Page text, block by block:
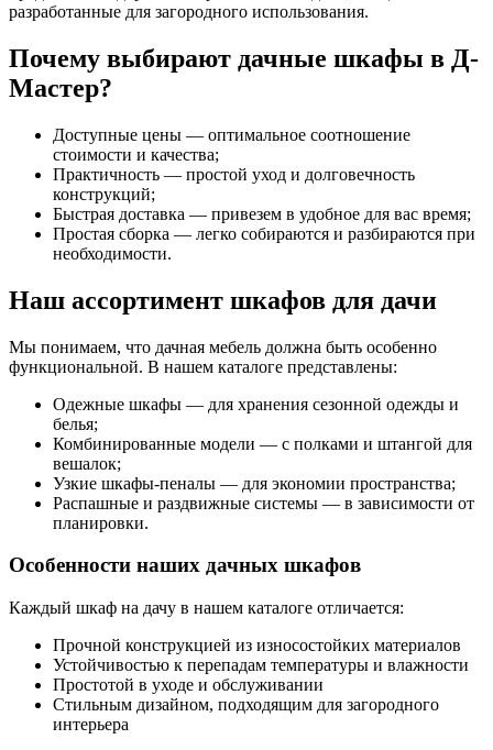
разработанные для загородного использования.
Почему выбирают дачные шкафы в Д-
Мастер?
Доступные цены — оптимальное соотношение
стоимости и качества;
Практичность — простой уход и долговечность
конструкций;
Быстрая доставка — привезем в удобное для вас время;
Простая сборка — легко собираются и разбираются при
необходимости.
Наш ассортимент шкафов для дачи
Мы понимаем, что дачная мебель должна быть особенно
функциональной. В нашем каталоге представлены:
Одежные шкафы — для хранения сезонной одежды и
белья;
Комбинированные модели — с полками и штангой для
вешалок;
Узкие шкафы-пеналы — для экономии пространства;
Распашные и раздвижные системы — в зависимости от
планировки.
Особенности наших дачных шкафов
Каждый шкаф на дачу в нашем каталоге отличается:
Прочной конструкцией из износостойких материалов
Устойчивостью к перепадам температуры и влажности
Простотой в уходе и обслуживании
Стильным дизайном, подходящим для загородного
интерьера